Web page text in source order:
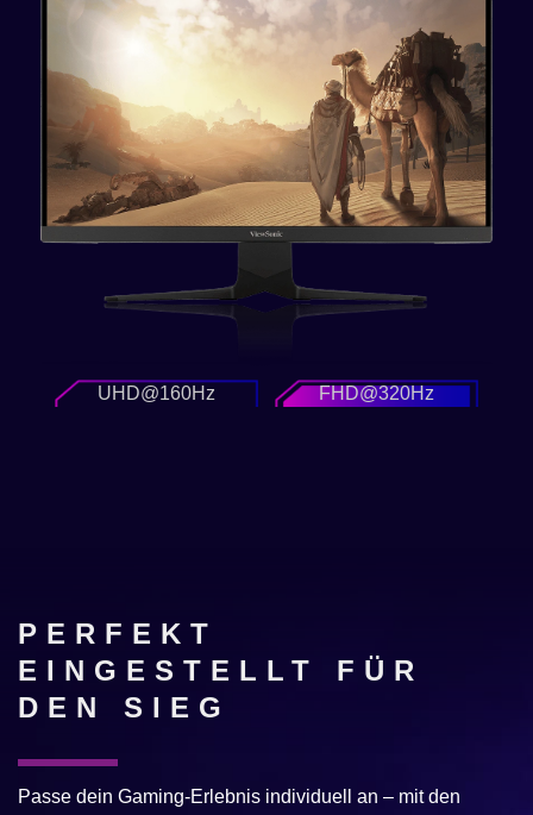
UHD@160Hz FHD@320Hz
PERFEKT
EINGESTELLT FÜR
DEN SIEG
Passe dein Gaming-Erlebnis individuell an – mit den